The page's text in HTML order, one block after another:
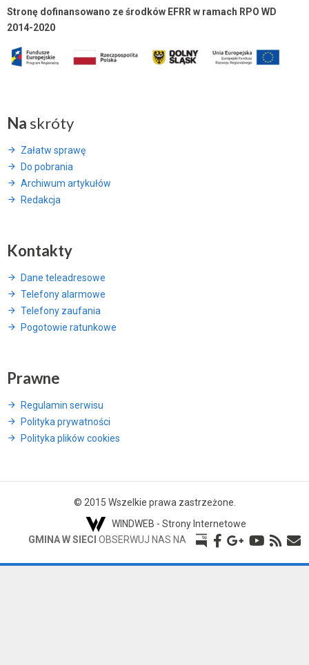
Stronę dofinansowano ze środków EFRR w ramach RPO WD
2014-2020
Na skróty
Załatw sprawę
Do pobrania
Archiwum artykułów
Redakcja
Kontakty
Dane teleadresowe
Telefony alarmowe
Telefony zaufania
Pogotowie ratunkowe
Prawne
Regulamin serwisu
Polityka prywatności
Polityka plików cookies
© 2015 Wszelkie prawa zastrzeżone.
WINDWEB - Strony Internetowe
GMINA W SIECI OBSERWUJ NAS NA